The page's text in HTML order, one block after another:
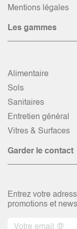
Mentions légales
Les gammes
Alimentaire
Sols
Sanitaires
Entretien général
Vitres & Surfaces
Garder le contact
Entrez votre
promotions et